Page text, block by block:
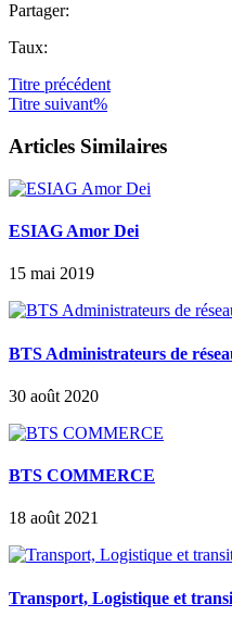
Partager:
Taux:
Titre précédent
Titre suivant%
Articles Similaires
ESIAG Amor Dei
15 mai 2019
BTS Administrateurs de
30 août 2020
BTS COMMERCE
18 août 2021
Transport, Logistique et